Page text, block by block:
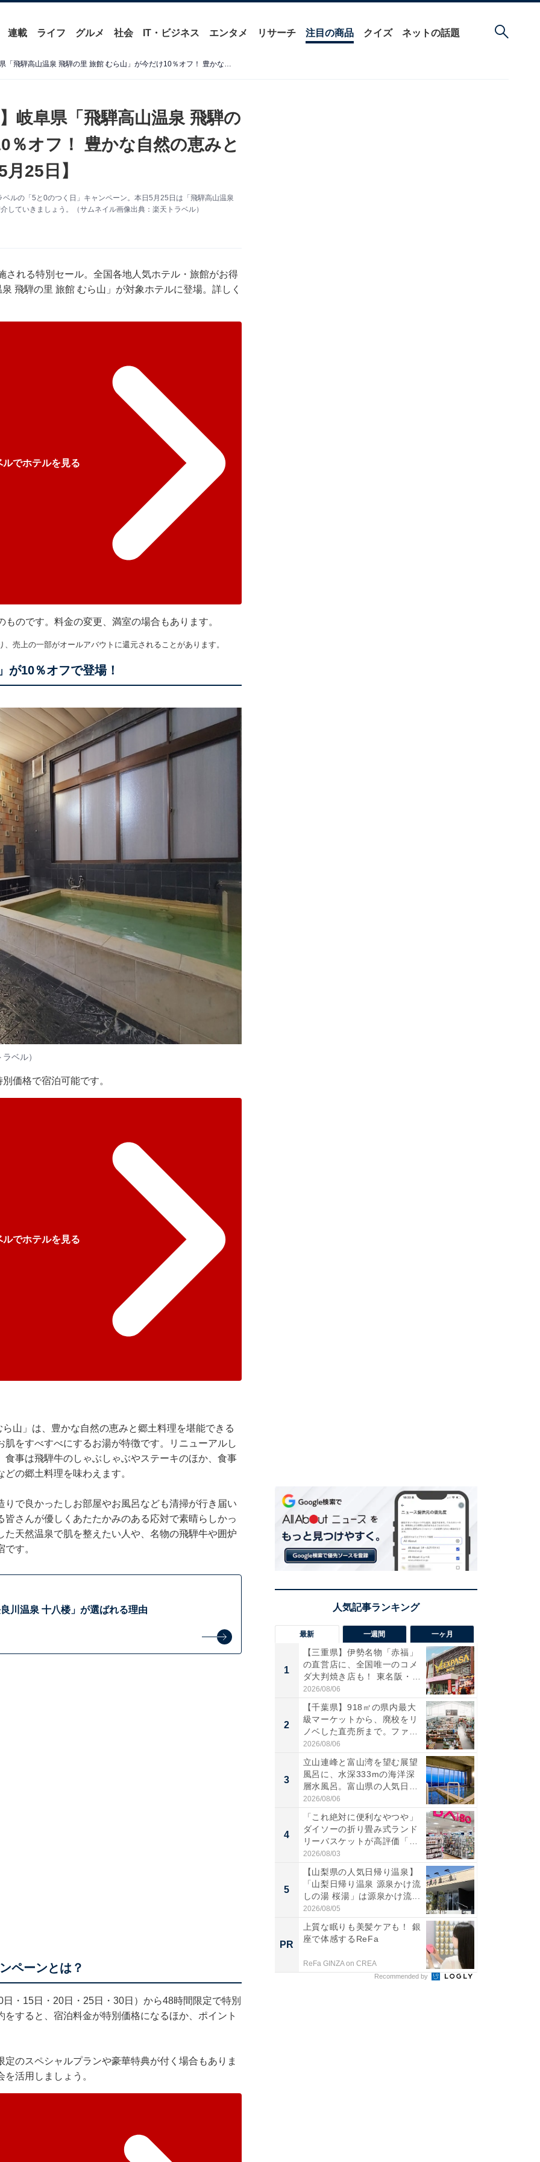
連載 ライフ グルメ 社会 IT・ビジネス エンタメ リサーチ 注目の商品 クイズ ネットの話題
【楽天トラベル特別セール】岐阜県「飛騨高山温泉 飛騨の里 旅館 むら山」が今だけ10％オフ！ 豊かな自然の恵みと郷土料理を堪能できる宿【5月25日】
岐阜県「飛騨高山温泉 飛騨の
％オフ！ 豊かな自然の恵みと
25日】
ルの「5と0のつく日」キャンペーン。本日5月25日は「飛騨高山温泉
ていきましょう。（サムネイル画像出典：楽天トラベル）
される特別セール。全国各地人気ホテル・旅館がお得
飛騨の里 旅館 むら山」が対象ホテルに登場。詳しく
でホテルを見る
のです。料金の変更、満室の場合もあります。
売上の一部がオールアバウトに還元されることがあります。
が10％オフで登場！
ベル）
価格で宿泊可能です。
でホテルを見る
山」は、豊かな自然の恵みと郷土料理を堪能できる
をすべすべにするお湯が特徴です。リニューアルし
事は飛騨牛のしゃぶしゃぶやステーキのほか、食事
の郷土料理を味わえます。
で良かったしお部屋やお風呂なども清掃が行き届い
さんが優しくあたたかみのある応対で素晴らしかっ
天然温泉で肌を整えたい人や、名物の飛騨牛や囲炉
す。
川温泉 十八楼」が選ばれる理由
ペーンとは？
・15日・20日・25日・30日）から48時間限定で特別
すると、宿泊料金が特別価格になるほか、ポイント
のスペシャルプランや豪華特典が付く場合もありま
活用しましょう。
最新 一週間 一ヶ月
1
【三重県】伊勢名物「赤福」
の直営店に、全国唯一のコメ
ダ大判焼き店も！ 東名阪・
伊...
2026/08/06
2
【千葉県】918㎡の県内最大
級マーケットから、廃校をリ
ノベした直売所まで。ファ
ー...
2026/08/06
3
立山連峰と富山湾を望む展望
風呂に、水深333mの海洋深
層水風呂。富山県の人気日
帰...
2026/08/06
4
「これ絶対に便利なやつや」
ダイソーの折り畳み式ランド
リーバスケットが高評価「使
わ...
2026/08/03
5
【山梨県の人気日帰り温泉】
「山梨日帰り温泉 源泉かけ流
しの湯 桜湯」は源泉かけ流...
2026/08/05
PR
上質な眠りも美髪ケアも！ 銀
座で体感するReFa
ReFa GINZA on CREA
Recommended by